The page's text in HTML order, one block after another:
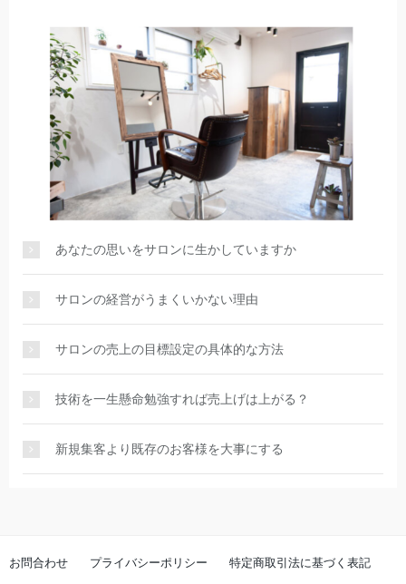
あなたの思いをサロンに生かしていますか
サロンの経営がうまくいかない理由
サロンの売上の目標設定の具体的な方法
技術を一生懸命勉強すれば売上げは上がる？
新規集客より既存のお客様を大事にする
お問合わせ プライバシーポリシー 特定商取引法に基づく表記